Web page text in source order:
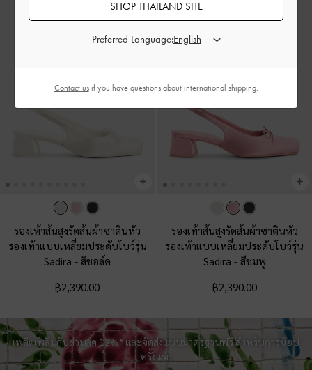
รองเท้าส้นสูงรัดส้นผ้าซาตินหัว
รองเท้าแบบเหลี่ยมประดับโบว์รุ่น
Sadira-สีชอล์ค
฿2,390.00
รองเท้าส้นสูงรัดส้นผ้าซาตินหัว
รองเท้าแบบเหลี่ยมประดับโบว์รุ่น
Sadira - สีชมพู
฿2,390.00
เพลิดเพลินกับส่วนลด 12%* และจัดส่งแบบมาตรฐานฟรี สำหรับการช้อป
ครั้งแรก
SHOP THAILAND SITE
Preferred Language:
Contact usif you have questions about international shipping.